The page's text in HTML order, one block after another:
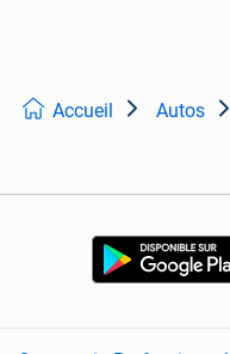
Accueil Autos